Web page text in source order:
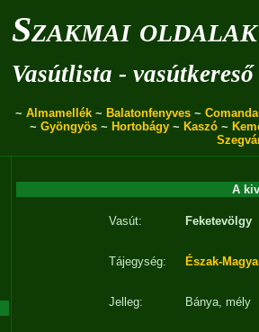
Szakmai oldalak
Vasútlista - vasútkereső
~ Almamellék~ Balatonfenyves~
~ Gyöngyös~ Hortobágy~ Kaszó~
A
Vasút: Feketevölgy
Tájegység: Észak-
Jelleg: Bánya, mély